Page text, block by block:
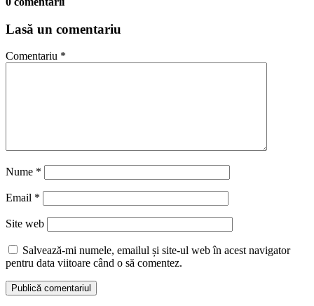
Lasă un comentariu
Comentariu *
Nume *
Email *
Site web
Salvează-mi numele, emailul și site-ul web în acest navigator
pentru data viitoare când o să comentez.